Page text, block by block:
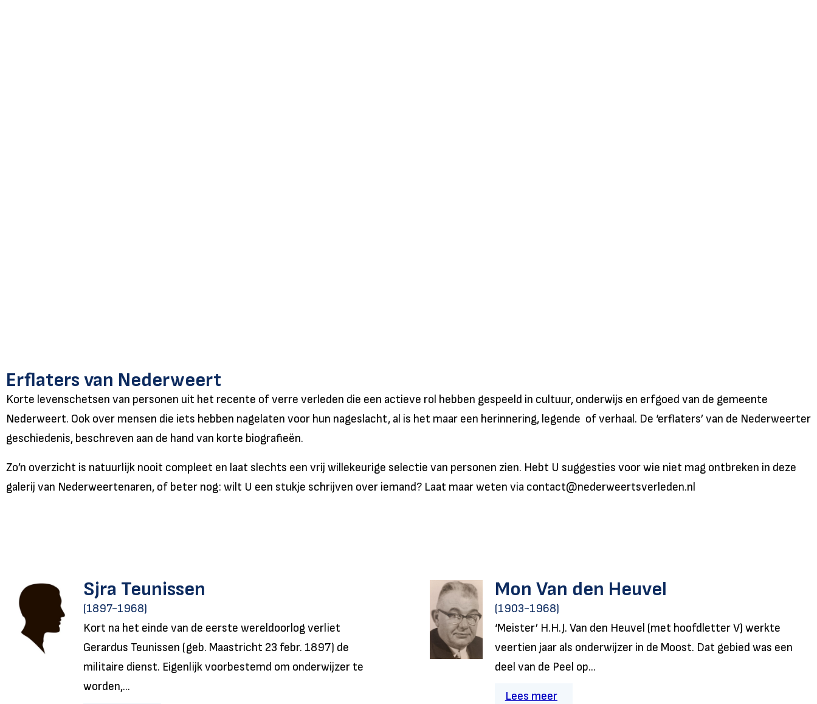
Erflaters van Nederweert
Korte levenschetsen van personen uit het recente of verre verleden die een actieve rol hebben gespeeld in cultuur, onderwijs en erfgoed van de gemeente
Nederweert. Ook over mensen die iets hebben nagelaten voor hun nageslacht, al is het maar een herinnering, legende of verhaal. De ‘erflaters’ van de Nederweerter
geschiedenis, beschreven aan de hand van korte biografieën.
Zo’n overzicht is natuurlijk nooit compleet en laat slechts een vrij willekeurige selectie van personen zien. Hebt U suggesties voor wie niet mag ontbreken in deze
galerij van Nederweertenaren, of beter nog: wilt U een stukje schrijven over iemand? Laat maar weten via contact@nederweertsverleden.nl
Sjra Teunissen
(1897-1968)
Kort na het einde van de eerste wereldoorlog verliet
Gerardus Teunissen (geb. Maastricht 23 febr. 1897) de
militaire dienst. Eigenlijk voorbestemd om onderwijzer te
worden,...
Mon Van den Heuvel
(1903-1968)
‘Meister’ H.H.J. Van den Heuvel (met hoofdletter V) werkte
veertien jaar als onderwijzer in de Moost. Dat gebied was een
deel van de Peel op...
Lees meer